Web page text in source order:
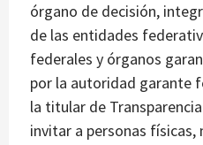
órgano de decisión,
de las entidades
federales y órganos
por la autoridad garante
la titular de
invitar a personas físicas,